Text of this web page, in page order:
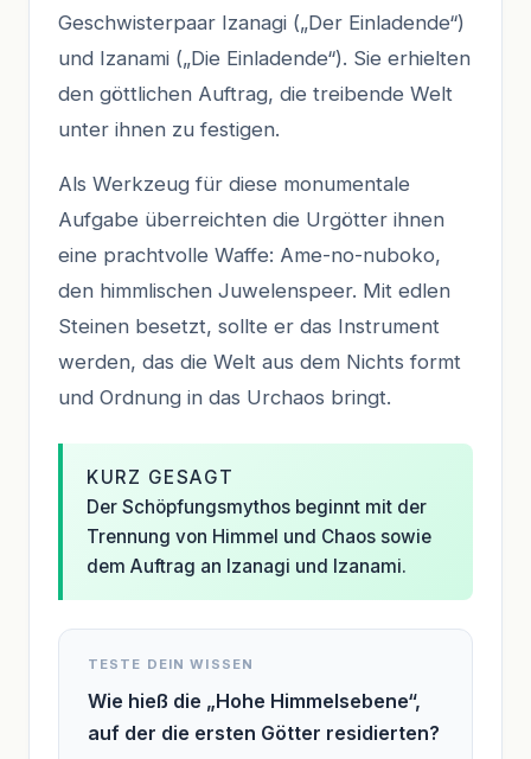
Geschwisterpaar Izanagi („Der Einladende“)
und Izanami („Die Einladende“). Sie erhielten
den göttlichen Auftrag, die treibende Welt
unter ihnen zu festigen.
Als Werkzeug für diese monumentale
Aufgabe überreichten die Urgötter ihnen
eine prachtvolle Waffe: Ame-no-nuboko,
den himmlischen Juwelenspeer. Mit edlen
Steinen besetzt, sollte er das Instrument
werden, das die Welt aus dem Nichts formt
und Ordnung in das Urchaos bringt.
KURZ GESAGT
Der Schöpfungsmythos beginnt mit der
Trennung von Himmel und Chaos sowie
dem Auftrag an Izanagi und Izanami.
TESTE DEIN WISSEN
Wie hieß die „Hohe Himmelsebene“,
auf der die ersten Götter residierten?